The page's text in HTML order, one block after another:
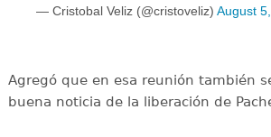
— Cristobal Veliz (@cristoveliz) August
Agregó que en esa reunión también
buena noticia de la liberación de